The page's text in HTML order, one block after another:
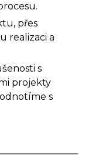
přes
realizaci a
s
projekty
s